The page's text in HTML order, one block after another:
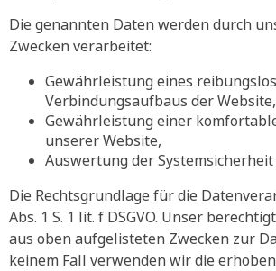
Die genannten Daten werden durch
Zwecken verarbeitet:
Gewährleistung eines
Verbindungsaufbaus der Website,
Gewährleistung einer
unserer Website,
Auswertung der
Die Rechtsgrundlage für die
Abs. 1 S. 1 lit. f DSGVO. Unser
aus oben aufgelisteten Zwecken zur
keinem Fall verwenden wir die